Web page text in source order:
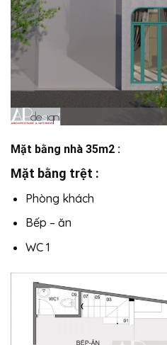
Mặt bằng nhà 35m2 :
Mặt bằng trệt :
Phòng khách
Bếp – ăn
WC 1